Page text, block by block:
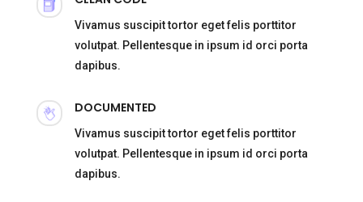
Vivamus suscipit tortor eget felis porttitor
volutpat. Pellentesque in ipsum id orci porta
dapibus.
DOCUMENTED
Vivamus suscipit tortor eget felis porttitor
volutpat. Pellentesque in ipsum id orci porta
dapibus.